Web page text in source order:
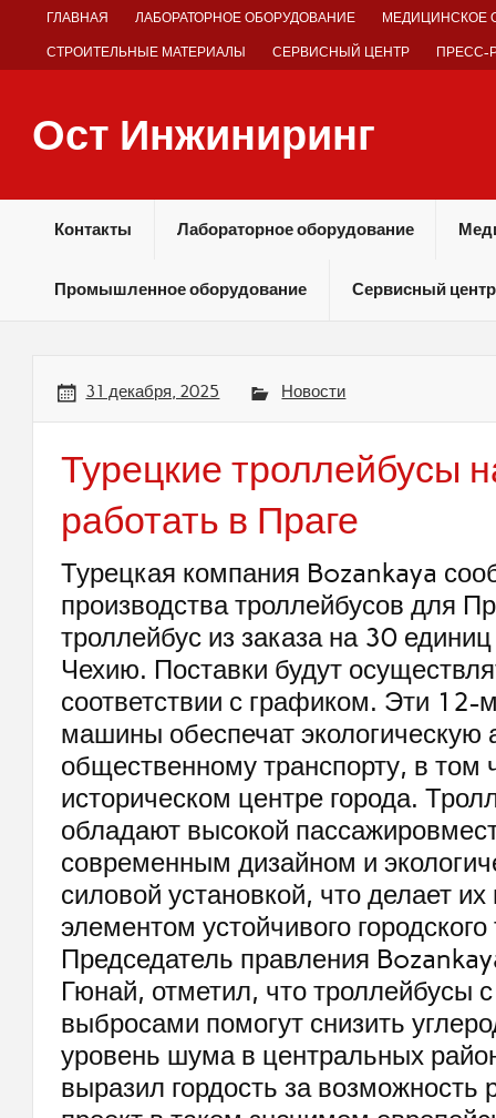
ГЛАВНАЯ ЛАБОРАТОРНОЕ ОБОРУДОВАНИЕ МЕДИЦИНСКОЕ
СТРОИТЕЛЬНЫЕ МАТЕРИАЛЫ СЕРВИСНЫЙ ЦЕНТР ПРЕСС-
Ост Инжиниринг
Контакты Лабораторное оборудование
Промышленное оборудование Сервисный центр
31 декабря, 2025 Новости
Турецкие троллейбусы
работать в Праге
Турецкая компания Bozankaya
производства троллейбусов для
троллейбус из заказа на 30
Чехию. Поставки будут
соответствии с графиком. Эти 12-
машины обеспечат экологическую
общественному транспорту, в том
историческом центре города.
обладают высокой
современным дизайном и
силовой установкой, что делает
элементом устойчивого
Председатель правления
Гюнай, отметил, что троллейбусы
выбросами помогут снизить
уровень шума в центральных
выразил гордость за возможность